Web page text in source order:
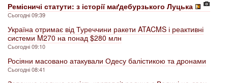
Ремісничі статути: з історії маґдебурзького Луцька
Сьогодні 09:39
Україна отримає від Туреччини ракети ATACMS і реактивні
системи M270 на понад $280 млн
Сьогодні 09:10
Росіяни масовано атакували Одесу балістикою та дронами
Сьогодні 08:41